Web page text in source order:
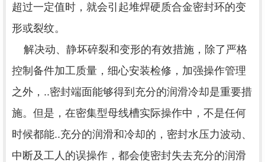
超过一定值时，就会引起堆焊硬质合金密封环的变
形或裂纹。
解决动、静坏碎裂和变形的有效措施，除了严格
控制备件加工质量，细心安装检修，加强操作管理
之外，..密封端面能够得到充分的润滑冷却是重要措
施。但是，在密集型母线槽实际操作中，不是任何
时候都能..充分的润滑和冷却的，密封水压力波动、
中断及工人的误操作，都会使密封失去充分的润滑